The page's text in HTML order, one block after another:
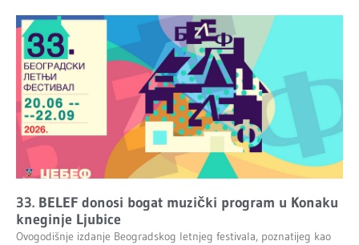
33. BELEF donosi bogat muzički program u Konaku
kneginje Ljubice
Ovogodišnje izdanje Beogradskog letnjeg festivala, poznatijeg kao